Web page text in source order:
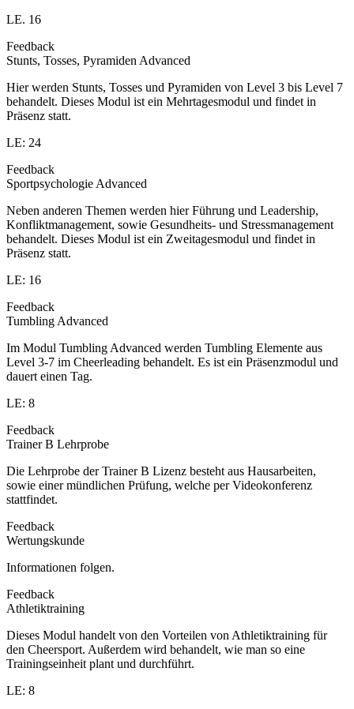
LE. 16
Feedback
Stunts, Tosses, Pyramiden Advanced
Hier werden Stunts, Tosses und Pyramiden von Level 3 bis Level 7
behandelt. Dieses Modul ist ein Mehrtagesmodul und findet in
Präsenz statt.
LE: 24
Feedback
Sportpsychologie Advanced
Neben anderen Themen werden hier Führung und Leadership,
Konfliktmanagement, sowie Gesundheits- und Stressmanagement
behandelt. Dieses Modul ist ein Zweitagesmodul und findet in
Präsenz statt.
LE: 16
Feedback
Tumbling Advanced
Im Modul Tumbling Advanced werden Tumbling Elemente aus
Level 3-7 im Cheerleading behandelt. Es ist ein Präsenzmodul und
dauert einen Tag.
LE: 8
Feedback
Trainer B Lehrprobe
Die Lehrprobe der Trainer B Lizenz besteht aus Hausarbeiten,
sowie einer mündlichen Prüfung, welche per Videokonferenz
stattfindet.
Feedback
Wertungskunde
Informationen folgen.
Feedback
Athletiktraining
Dieses Modul handelt von den Vorteilen von Athletiktraining für
den Cheersport. Außerdem wird behandelt, wie man so eine
Trainingseinheit plant und durchführt.
LE: 8